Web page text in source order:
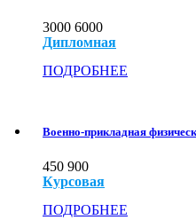
3000 6000
Дипломная
ПОДРОБНЕЕ
Военно-прикладная
450 900
Курсовая
ПОДРОБНЕЕ